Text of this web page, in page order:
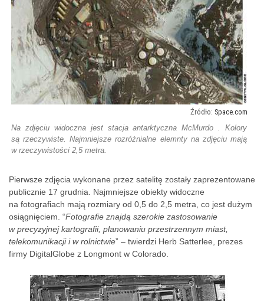
Space.com
Na zdjęciu widoczna jest stacja antarktyczna McMurdo . Kolory
są rzeczywiste. Najmniejsze rozróżnialne elemnty na zdjęciu mają
w rzeczywistości 2,5 metra.
Pierwsze zdjęcia wykonane przez satelitę zostały zaprezentowane
publicznie 17 grudnia. Najmniejsze obiekty widoczne
na fotografiach mają rozmiary od 0,5 do 2,5 metra, co jest dużym
osiągnięciem. “Fotografie znajdą szerokie zastosowanie
w precyzyjnej kartografii, planowaniu przestrzennym miast,
telekomunikacji i w rolnictwie” – twierdzi Herb Satterlee, prezes
firmy DigitalGlobe z Longmont w Colorado.